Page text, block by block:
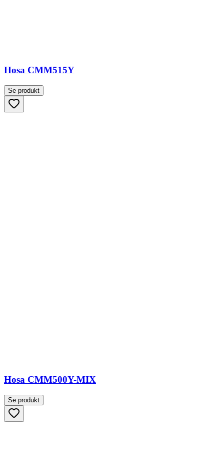
Hosa CMM515Y
Se produkt
Hosa CMM500Y-MIX
Se produkt